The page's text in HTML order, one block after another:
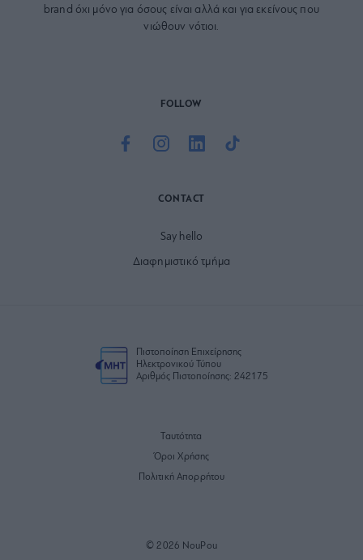
brand όχι μόνο για όσους είναι αλλά και για εκείνους που
νιώθουν νότιοι.
FOLLOW
CONTACT
Say hello
Διαφημιστικό τμήμα
Πιστοποίηση Επιχείρησης
Ηλεκτρονικού Τύπου
Αριθμός Πιστοποίησης: 242175
Ταυτότητα
Όροι Χρήσης
Πολιτική Απορρήτου
© 2026 NouPou